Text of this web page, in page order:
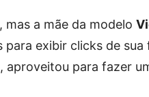
a mãe da modelo
para exibir clicks de
aproveitou para fazer